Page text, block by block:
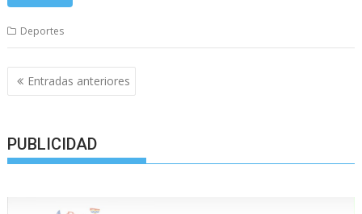
Deportes
Navegación
de
Entradas anteriores
PUBLICIDAD